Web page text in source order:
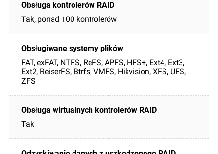
Tak, ponad 100 kontrolerów
FAT, exFAT, NTFS, ReFS, APFS, HFS+, Ext4, Ext3,
Ext2, ReiserFS, Btrfs, VMFS, Hikvision, XFS, UFS,
ZFS
Tak